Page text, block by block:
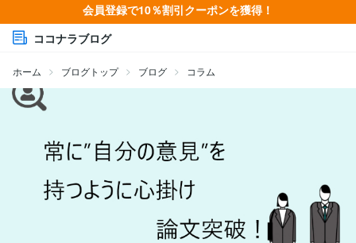
会員登録で10％割引クーポンを獲得！
ココナラブログ
ホーム ブログトップ ブログ コラム